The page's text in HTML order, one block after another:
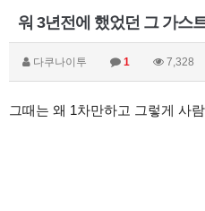
워 3년전에 했었던 그 가스
다쿠나이투 1 7,328
그때는 왜 1차만하고 그렇게 사